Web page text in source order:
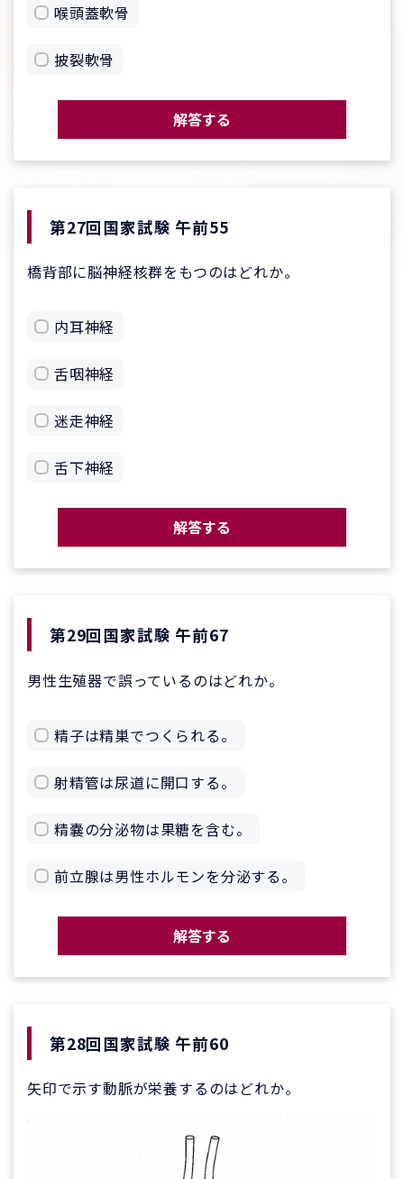
喉頭蓋軟骨
披裂軟骨
解答する
第27回国家試験 午前55
橋背部に脳神経核群をもつのはどれか。
内耳神経
舌咽神経
迷走神経
舌下神経
解答する
第29回国家試験 午前67
男性生殖器で誤っているのはどれか。
精子は精巣でつくられる。
射精管は尿道に開口する。
精嚢の分泌物は果糖を含む。
前立腺は男性ホルモンを分泌する。
解答する
第28回国家試験 午前60
矢印で示す動脈が栄養するのはどれか。